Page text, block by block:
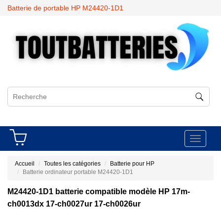
Batterie de portable HP M24420-1D1
Toggle
Accueil Toutes les catégories
Batterie pour HP
Batterie ordinateur portable M24420-1D1
M24420-1D1 batterie compatible modèle HP 17m-
ch0013dx 17-ch0027ur 17-ch0026ur